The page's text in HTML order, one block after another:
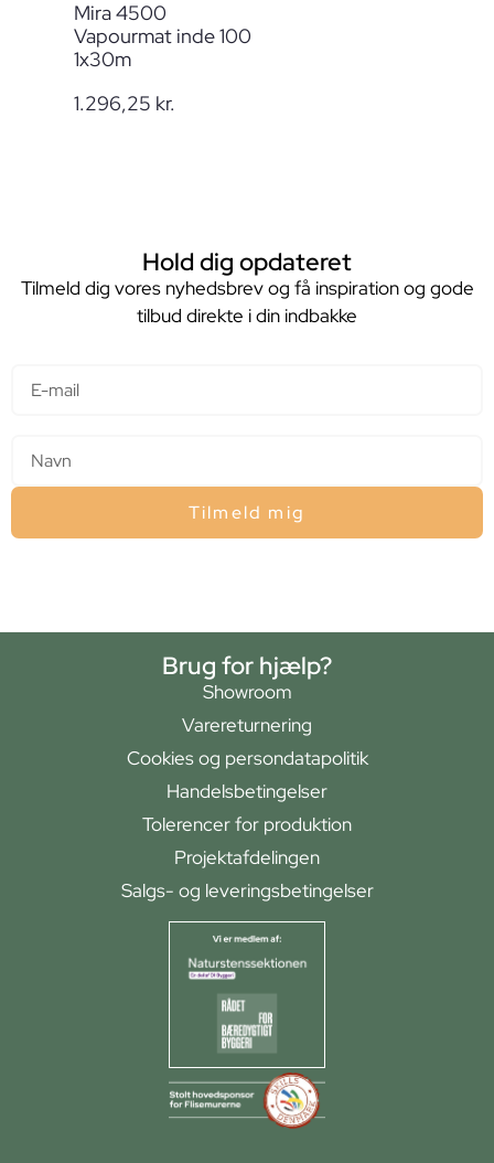
Mira 4500
Vapourmat inde 100
1x30m
1.296,25 kr.
Hold dig opdateret
Tilmeld dig vores nyhedsbrev og få inspiration og gode
tilbud direkte i din indbakke
Tilmeld mig
Brug for hjælp?
Showroom
Varereturnering
Cookies og persondatapolitik
Handelsbetingelser
Tolerencer for produktion
Projektafdelingen
Salgs- og leveringsbetingelser